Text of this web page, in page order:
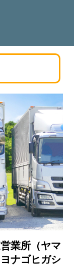
業所（ヤマ
ナゴヒガシ